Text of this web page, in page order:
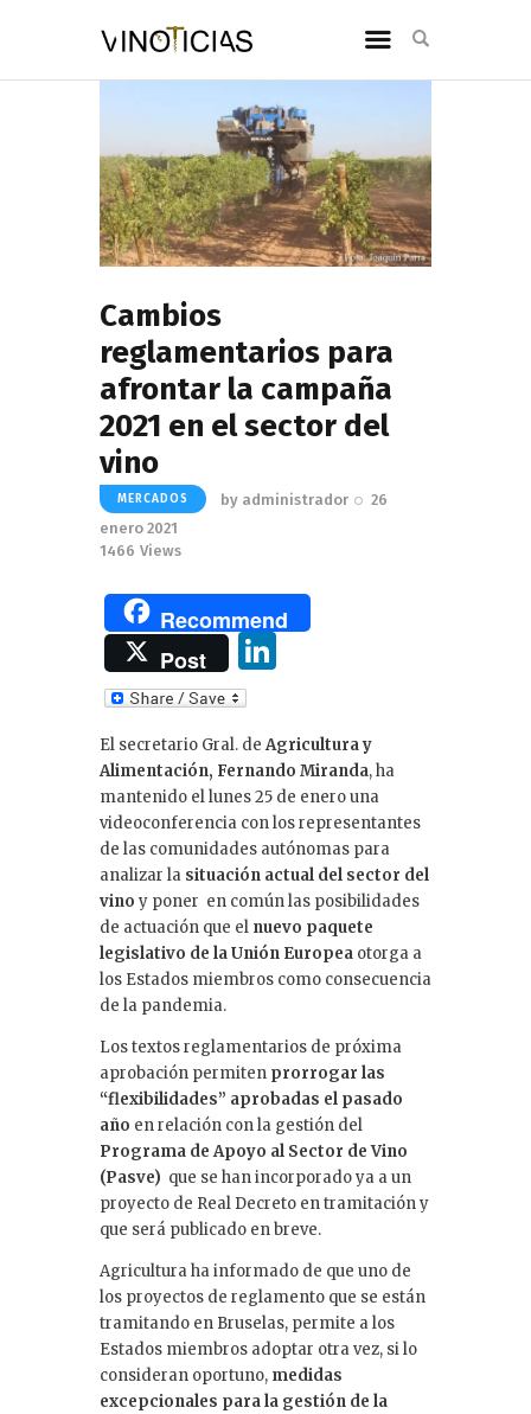
Cambios
reglamentarios para
afrontar la campaña
2021 en el sector del
vino
MERCADOS by administrador
26
enero 2021
1466 Views
Recommend
Post
k
e
dI
n
El secretario Gral. deAgricultura y
Alimentación, Fernando Miranda, ha
mantenido el lunes 25 de enero una
videoconferencia con los representantes
de las comunidades autónomas para
analizar la situación actual del sector del
vino y poner en común las posibilidades
de actuación que el nuevo paquete
legislativo de la Unión Europea otorga a
los Estados miembros como consecuencia
de la pandemia.
Los textos reglamentarios de próxima
aprobación permiten prorrogar las
“flexibilidades” aprobadas el pasado
año en relación con la gestión del
Programa de Apoyo al Sector de Vino
(Pasve) que se han incorporado ya a un
proyecto de Real Decreto en tramitación y
que será publicado en breve.
Agricultura ha informado de que uno de
los proyectos de reglamento que se están
tramitando en Bruselas, permite a los
Estados miembros adoptar otra vez, si lo
consideran oportuno, medidas
excepcionales para la gestión de la